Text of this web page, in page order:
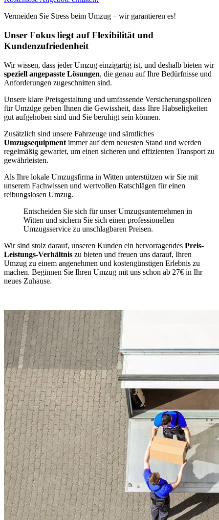
Vermeiden Sie Stress beim Umzug – wir garantieren es!
Unser Fokus liegt auf Flexibilität und
Kundenzufriedenheit
Wir wissen, dass jeder Umzug einzigartig ist, und deshalb bieten wir
speziell angepasste Lösungen, die genau auf Ihre Bedürfnisse und
Anforderungen zugeschnitten sind.
Unsere klare Preisgestaltung und umfassende Versicherungspolicen
für Umzüge geben Ihnen die Gewissheit, dass Ihre Habseligkeiten
gut aufgehoben sind und Sie beruhigt sein können.
Zusätzlich sind unsere Fahrzeuge und sämtliches
Umzugsequipment immer auf dem neuesten Stand und werden
regelmäßig gewartet, um einen sicheren und effizienten Transport zu
gewährleisten.
Als Ihre lokale Umzugsfirma in Witten unterstützen wir Sie mit
unserem Fachwissen und wertvollen Ratschlägen für einen
reibungslosen Umzug.
Entscheiden Sie sich für unser Umzugsunternehmen in
Witten und sichern Sie sich einen professionellen
Umzugsservice zu unschlagbaren Preisen.
Wir sind stolz darauf, unseren Kunden ein hervorragendes Preis-
Leistungs-Verhältnis zu bieten und freuen uns darauf, Ihren
Umzug zu einem angenehmen und kostengünstigen Erlebnis zu
machen. Beginnen Sie Ihren Umzug mit uns schon ab 27€ in Ihr
neues Zuhause.